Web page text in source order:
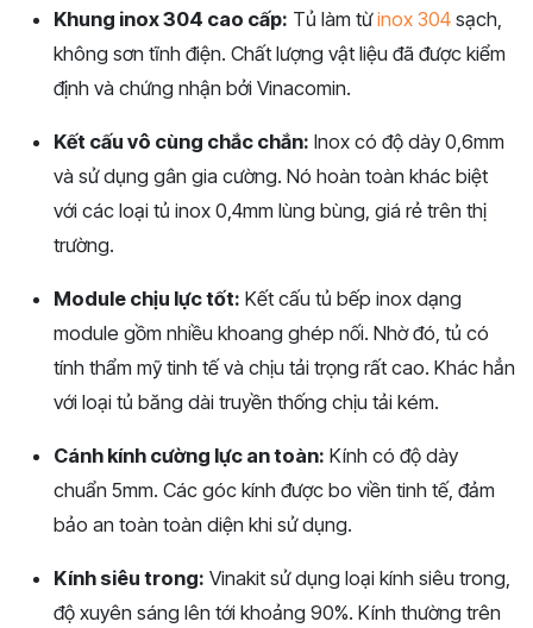
Khung inox 304 cao cấp: Tủ làm từinox 304 sạch,
không sơn tĩnh điện. Chất lượng vật liệu đã được kiểm
định và chứng nhận bởi Vinacomin.
Kết cấu vô cùng chắc chắn: Inox có độ dày 0,6mm
và sử dụng gân gia cường. Nó hoàn toàn khác biệt
với các loại tủ inox 0,4mm lùng bùng, giá rẻ trên thị
trường.
Module chịu lực tốt: Kết cấu tủ bếp inox dạng
module gồm nhiều khoang ghép nối. Nhờ đó, tủ có
tính thẩm mỹ tinh tế và chịu tải trọng rất cao. Khác hẳn
với loại tủ băng dài truyền thống chịu tải kém.
Cánh kính cường lực an toàn: Kính có độ dày
chuẩn 5mm. Các góc kính được bo viền tinh tế, đảm
bảo an toàn toàn diện khi sử dụng.
Kính siêu trong: Vinakit sử dụng loại kính siêu trong,
độ xuyên sáng lên tới khoảng 90%. Kính thường trên